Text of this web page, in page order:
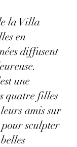
la Villa
en
diffusent
une
quatre filles
amis sur
sculpter